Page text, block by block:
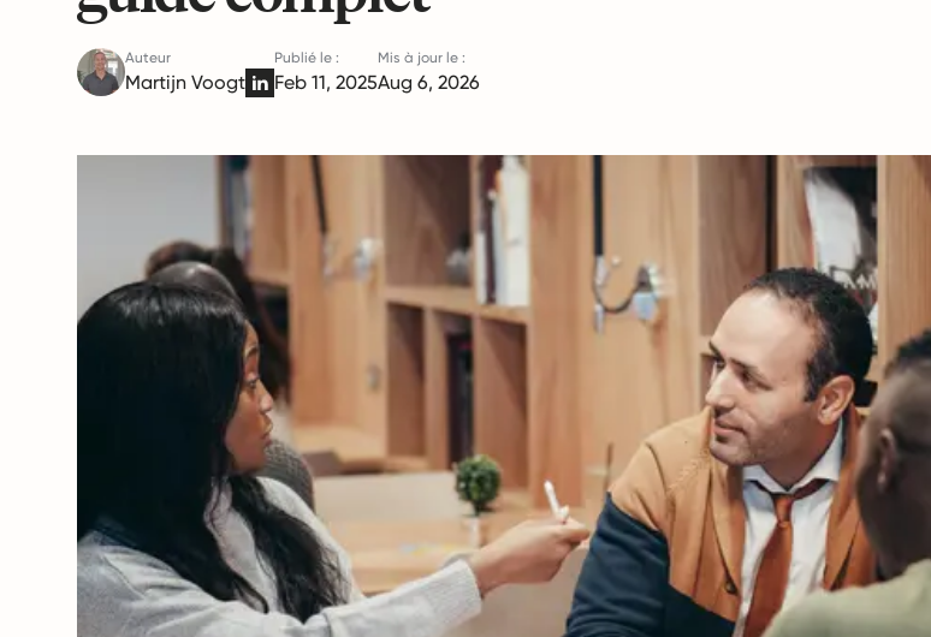
Auteur
Martijn Voogt
Publié le :
Feb 11, 2025
Mis à jour le :
Aug 6, 2026